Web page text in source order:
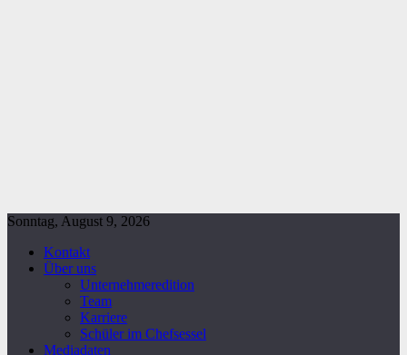
Sonntag, August 9, 2026
Kontakt
Über uns
Unternehmeredition
Team
Karriere
Schüler im Chefsessel
Mediadaten